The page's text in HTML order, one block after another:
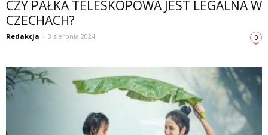
CZY PAŁKA TELESKOPOWA JEST LEGALNA W
CZECHACH?
Redakcja - 3 sierpnia 2024 0